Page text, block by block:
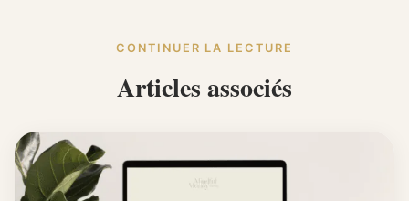
CONTINUER LA LECTURE
Articles associés